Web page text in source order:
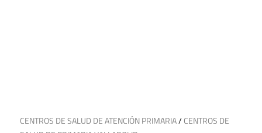
8 de julio de 2025
CENTROS DE SALUD DE ATENCIÓN PRIMARIA/CENTROS DE